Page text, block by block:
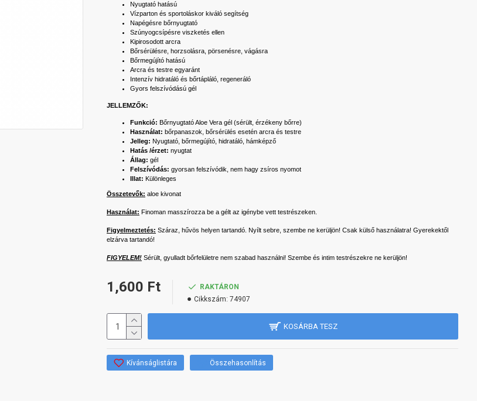
Nyugtató hatású
Vízparton és sportoláskor kiváló segítség
Napégésre bőrnyugtató
Szúnyogcsípésre viszketés ellen
Kipirosodott arcra
Bőrsérülésre, horzsolásra, pörsenésre, vágásra
Bőrmegújító hatású
Arcra és testre egyaránt
Intenzív hidratáló és bőrtápláló, regeneráló
Gyors felszívódású gél
JELLEMZŐK:
Funkció: Bőrnyugtató Aloe Vera gél (sérült, érzékeny bőrre)
Használat: bőrpanaszok, bőrsérülés esetén arcra és testre
Jelleg: Nyugtató, bőrmegújító, hidratáló, hámképző
Hatás /érzet: nyugtat
Állag: gél
Felszívódás: gyorsan felszívódik, nem hagy zsíros nyomot
Illat: Különleges
Összetevők: aloe kivonat
Használat: Finoman masszírozza be a gélt az igénybe vett testrészeken.
Figyelmeztetés: Száraz, hűvös helyen tartandó. Nyílt sebre, szembe ne kerüljön! Csak külső használatra! Gyerekektől
elzárva tartandó!
FIGYELEM! Sérült, gyulladt bőrfelületre nem szabad használni! Szembe és intim testrészekre ne kerüljön!
1,600 Ft
RAKTÁRON
Cikkszám: 74907
KOSÁRBA TESZ
Kívánságlistára Összehasonlítás